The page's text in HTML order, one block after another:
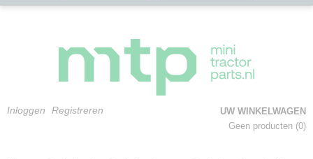
Inloggen Registreren
UW WINKELWAGEN
Geen producten (0)